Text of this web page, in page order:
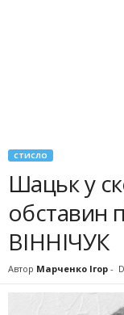
СТИСЛО
Шацьк у
обставин
ВІННІЧУК
Автор Марченко Ігор -